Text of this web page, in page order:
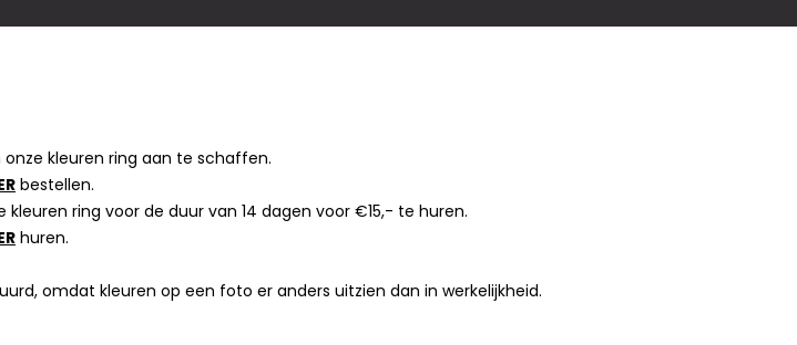
kleuren ring aan te schaffen.
bestellen.
ring voor de duur van 14 dagen voor €15,- te huren.
huren.
omdat kleuren op een foto er anders uitzien dan in werkelijkheid.